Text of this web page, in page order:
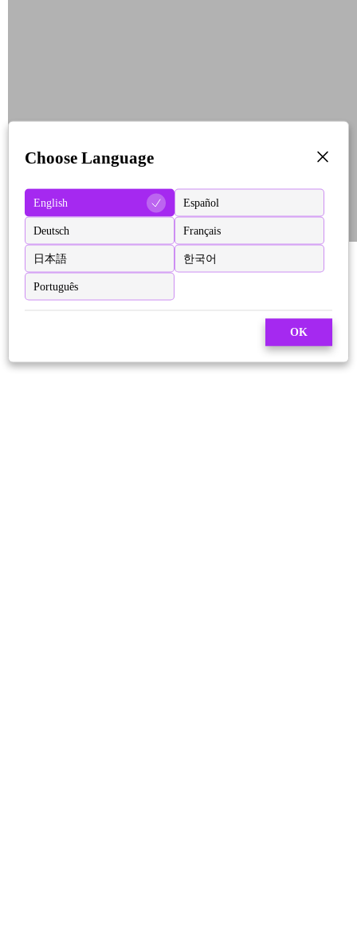
Choose Language
English Español
Deutsch Français
日本語 한국어
Português
OK